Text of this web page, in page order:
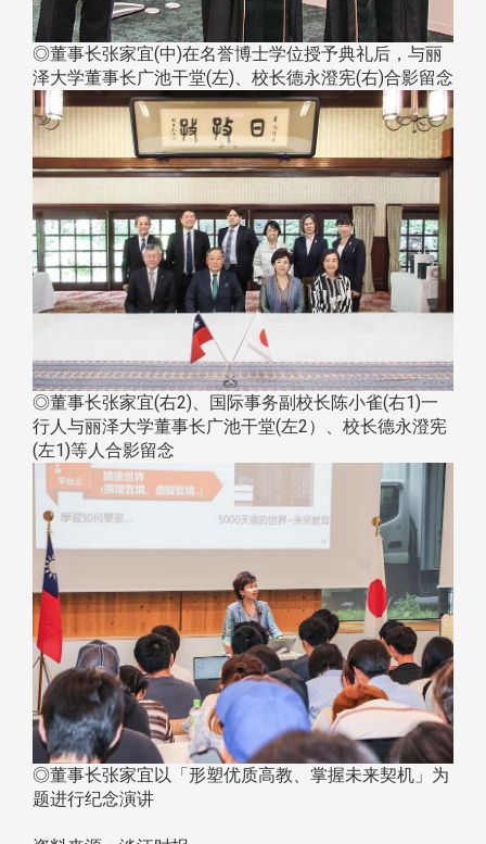
◎董事长张家宜(中)在名誉博士学位授予典礼后，与丽
泽大学董事长广池干堂(左)、校长德永澄宪(右)合影留念
◎董事长张家宜(右2)、国际事务副校长陈小雀(右1)一
行人与丽泽大学董事长广池干堂(左2）、校长德永澄宪
(左1)等人合影留念
◎董事长张家宜以「形塑优质高教、掌握未来契机」为
题进行纪念演讲